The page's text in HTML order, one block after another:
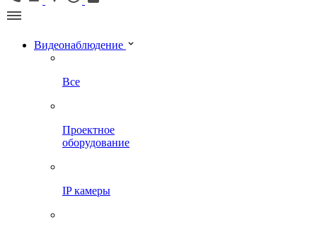
Видеонаблюдение
Все
Проектное
оборудование
IP камеры